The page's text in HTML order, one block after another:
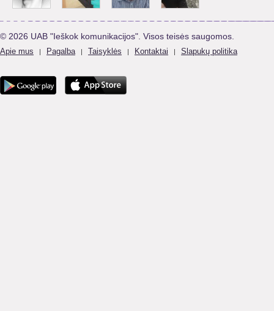
© 2026 UAB "Ieškok komunikacijos". Visos teisės saugomos.
Apie mus | Pagalba | Taisyklės | Kontaktai | Slapukų politika